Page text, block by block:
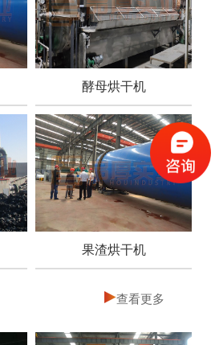
酵母烘干机
果渣烘干机
查看更多